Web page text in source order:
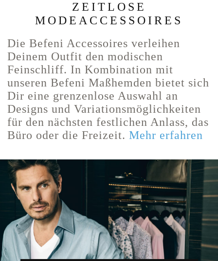
ZEITLOSE
MODEACCESSOIRES
Die Befeni Accessoires verleihen
Deinem Outfit den modischen
Feinschliff. In Kombination mit
unseren Befeni Maßhemden bietet sich
Dir eine grenzenlose Auswahl an
Designs und Variationsmöglichkeiten
für den nächsten festlichen Anlass, das
Büro oder die Freizeit. Mehr erfahren